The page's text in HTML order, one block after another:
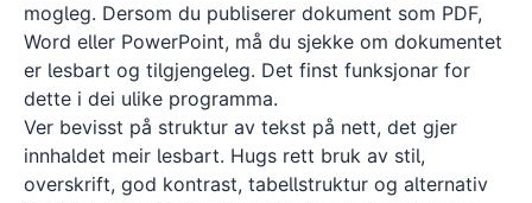
mogleg. Dersom du publiserer dokument som PDF,
Word eller PowerPoint, må du sjekke om dokumentet
er lesbart og tilgjengeleg. Det finst funksjonar for
dette i dei ulike programma.
Ver bevisst på struktur av tekst på nett, det gjer
innhaldet meir lesbart. Hugs rett bruk av stil,
overskrift, god kontrast, tabellstruktur og alternativ